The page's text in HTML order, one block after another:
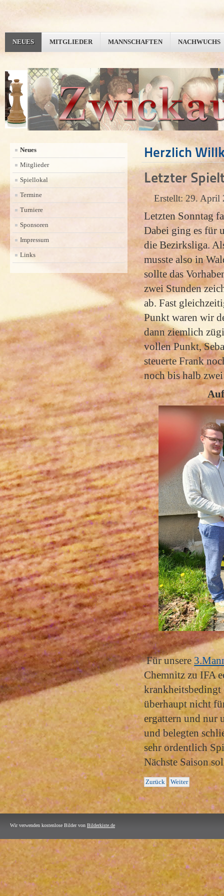
NEUES MITGLIEDER MANNSCHAFTEN NACHWUCHS
Neues
Mitglieder
Spiellokal
Termine
Turniere
Sponsoren
Impressum
Links
Herzlich
Letzter
Erstellt: 29. April
Letzten Sonntag
Dabei ging es für
die Bezirksliga.
musste also in
sollte das
zwei Stunden
ab. Fast
Punkt waren wir
dann ziemlich
vollen Punkt,
steuerte Frank
noch bis halb
Für unsere
Chemnitz zu IFA
krankheitsbedingt
überhaupt nicht
ergattern und nur
und belegten
sehr ordentlich
Nächste Saison
Zurück Weiter
Wir verwenden kostenlose Bilder von Bilderkiste.de